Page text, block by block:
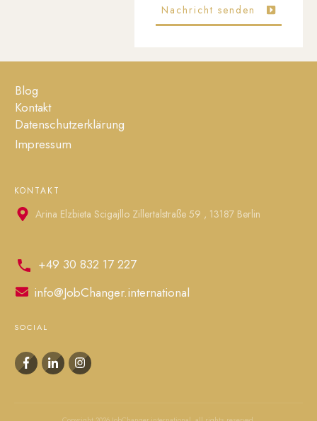
Nachricht senden
Blog
Kontakt
Datenschutzerklärung
Impressum
KONTAKT
Arina Elzbieta Scigajllo Zillertalstraße 59 , 13187 Berlin
+49 30 832 17 227
info@JobChanger.international
SOCIAL